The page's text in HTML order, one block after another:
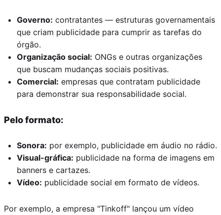
Governo: contratantes — estruturas governamentais
que criam publicidade para cumprir as tarefas do
órgão.
Organização social: ONGs e outras organizações
que buscam mudanças sociais positivas.
Comercial: empresas que contratam publicidade
para demonstrar sua responsabilidade social.
Pelo formato:
Sonora: por exemplo, publicidade em áudio no rádio.
Visual-gráfica: publicidade na forma de imagens em
banners e cartazes.
Vídeo: publicidade social em formato de vídeos.
Por exemplo, a empresa "Tinkoff" lançou um vídeo